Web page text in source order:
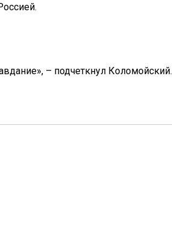
– подчеткнул Коломойский.